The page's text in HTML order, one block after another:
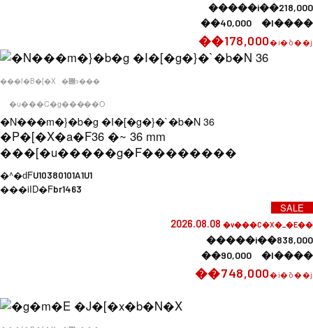
�����i��218,000
��40,000 �l����
��178,000�i�ō��j
���f�B�[�X �݌ɂ���
�u���C�g�����O
�N���m�}�b�g �I�[�g�}�`�b�N 36
�P�[�X�a�F36 �~ 36 mm
���[�u�����g�F��������
�^�ԁFU10380101A1U1
���iID�Fbr1463
SALE
2026.08.08 �v���C�X�_�E��
�����i��838,000
��90,000 �l����
��748,000�i�ō��j